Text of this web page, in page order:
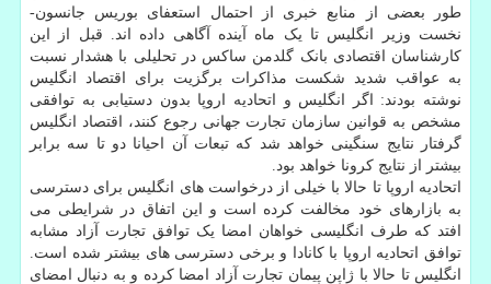
طور بعضی از منابع خبری از احتمال استعفای بوریس جانسون-
نخست وزیر انگلیس تا یک ماه آینده آگاهی داده اند. قبل از این
کارشناسان اقتصادی بانک گلدمن ساکس در تحلیلی با هشدار نسبت
به عواقب شدید شکست مذاکرات برگزیت برای اقتصاد انگلیس
نوشته بودند: اگر انگلیس و اتحادیه اروپا بدون دستیابی به توافقی
مشخص به قوانین سازمان تجارت جهانی رجوع کنند، اقتصاد انگلیس
گرفتار نتایج سنگینی خواهد شد که تبعات آن احیانا دو تا سه برابر
بیشتر از نتایج کرونا خواهد بود.
اتحادیه اروپا تا حالا با خیلی از درخواست های انگلیس برای دسترسی
به بازارهای خود مخالفت کرده است و این اتفاق در شرایطی می
افتد که طرف انگلیسی خواهان امضا یک توافق تجارت آزاد مشابه
توافق اتحادیه اروپا با کانادا و برخی دسترسی های بیشتر شده است.
انگلیس تا حالا با ژاپن پیمان تجارت آزاد امضا کرده و به دنبال امضای